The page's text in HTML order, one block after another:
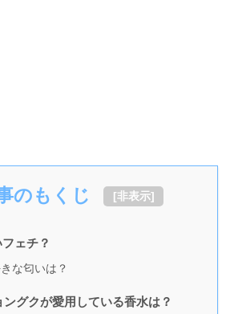
のもくじ [非表示]
ェチ？
な匂いは？
グクが愛用している香水は？